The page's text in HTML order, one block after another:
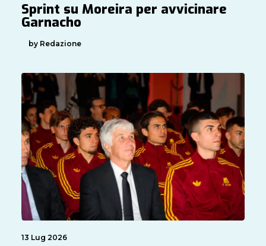
Sprint su Moreira per avvicinare
Garnacho
by Redazione
13 Lug 2026